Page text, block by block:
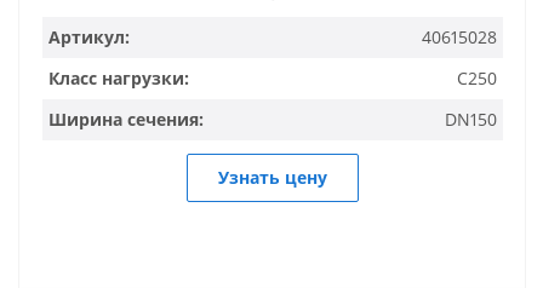
Артикул:
40615028
Класс нагрузки:
C250
Ширина сечения:
DN150
Узнать цену